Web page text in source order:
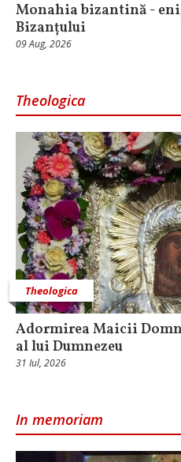
Monahia bizantină -
Bizanțului
09 Aug, 2026
Theologica
Theologica
Adormirea Maicii
al lui Dumnezeu
31 Iul, 2026
In memoriam